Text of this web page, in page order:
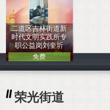
二道区吉林街道新
时代文明实践所专
职公益岗刘奎圻
免费
荣光街道